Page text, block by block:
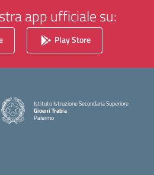
app ufficiale su:
Play Store
Istituto Istruzione Secondaria Superiore
Gioeni Trabia
Palermo